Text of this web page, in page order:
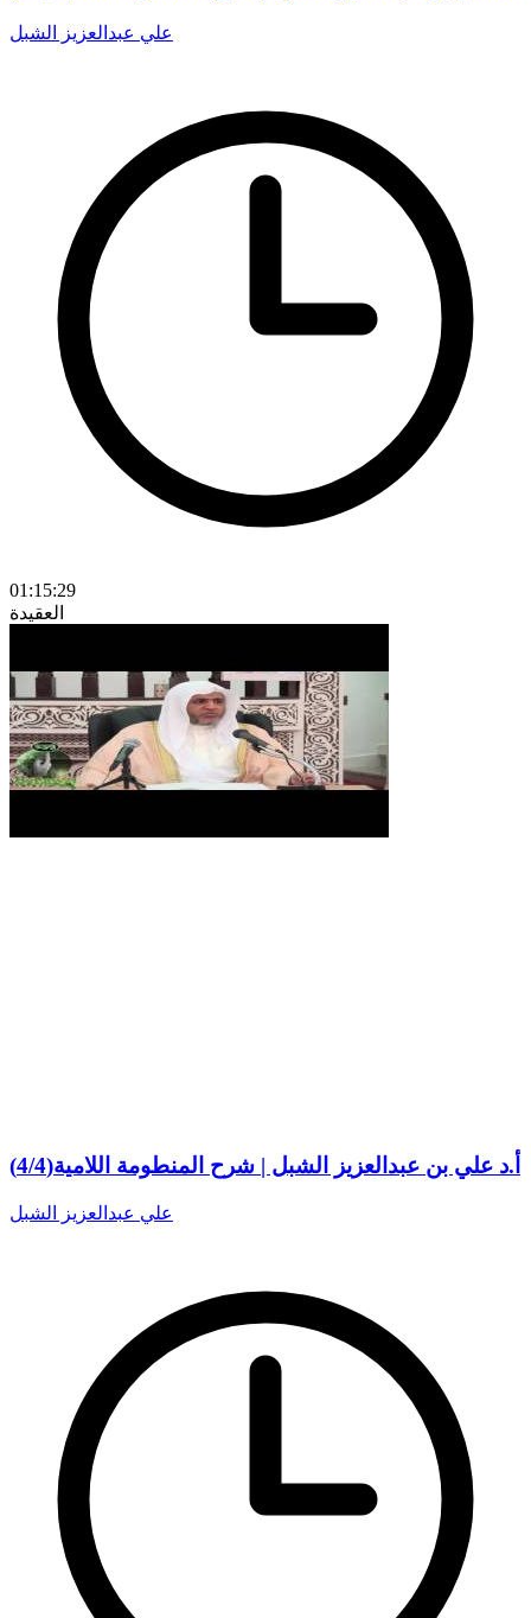
علي عبدالعزيز الشبل
01:15:29
العقيدة
أ.د علي بن عبدالعزيز الشبل | شرح المنطومة اللامية(4/4)
علي عبدالعزيز الشبل